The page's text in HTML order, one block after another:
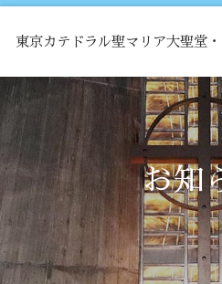
東京カテドラル聖マリア大聖堂
HOME
ミサ
お知らせ
関口教会について
お知